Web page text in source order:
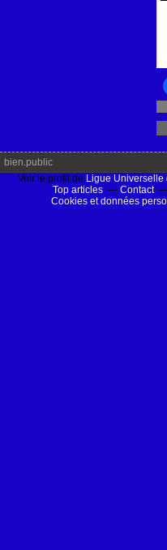
bien.public
Voir le profil de Ligue Universelle
Top articles
Contact
Cookies et données